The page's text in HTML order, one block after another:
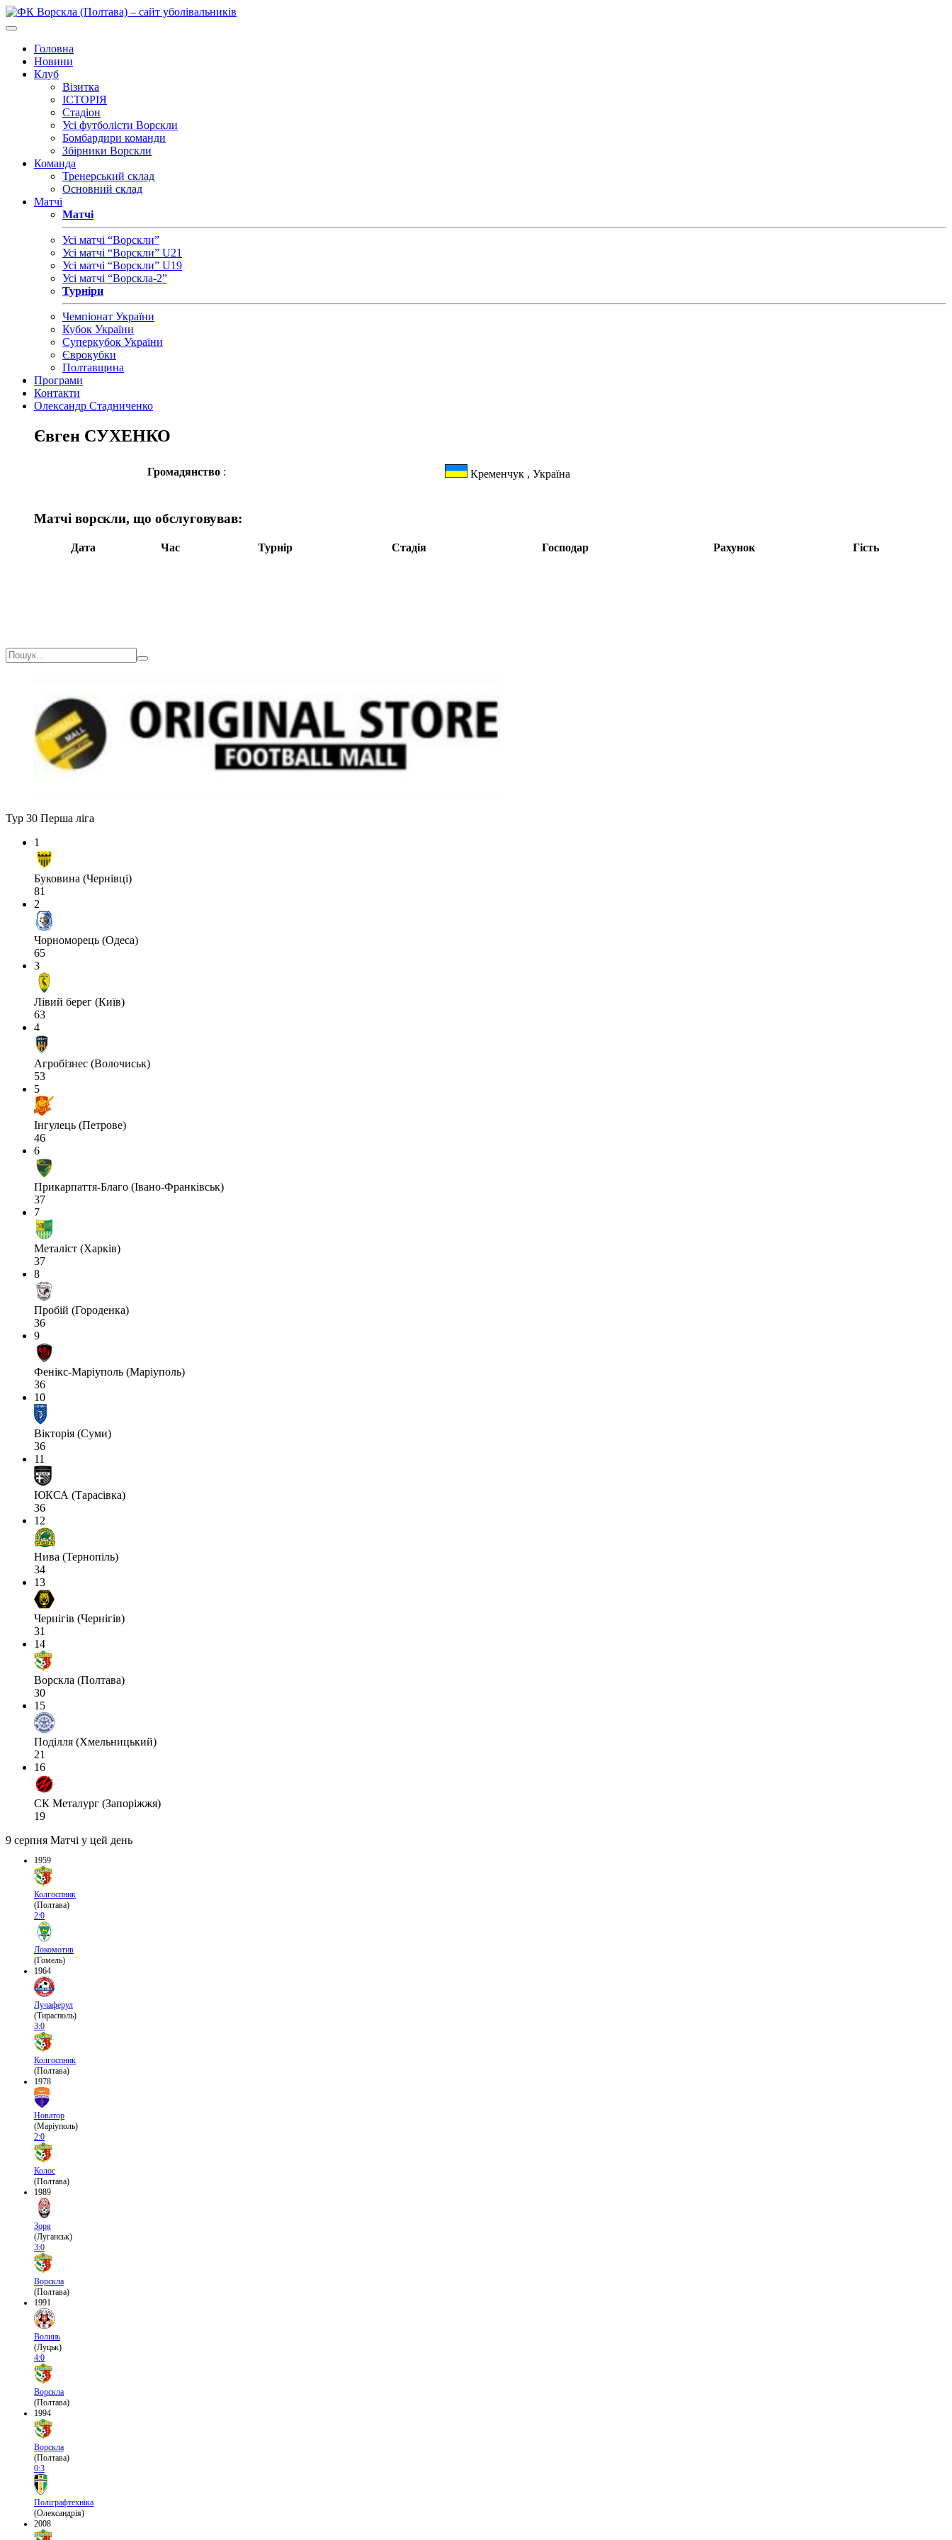
Головна
Новини
Клуб
Візитка
ІСТОРІЯ
Стадіон
Усі футболісти Ворскли
Бомбардири команди
Збірники Ворскли
Команда
Тренерський склад
Основний склад
Матчі
Матчі
Усі матчі “Ворскли”
Усі матчі “Ворскли” U21
Усі матчі “Ворскли” U19
Усі матчі “Ворскла-2”
Турніри
Чемпіонат України
Кубок України
Суперкубок України
Єврокубки
Полтавщина
Програми
Контакти
Олександр Стадниченко
Євген СУХЕНКО
Громадянство : Кременчук , Україна
Матчі ворскли, що обслуговував:
Дата Час Турнір Стадія Господар Рахунок Гість
Тур 30 Перша ліга
1
Буковина (Чернівці)
81
2
Чорноморець (Одеса)
65
3
Лівий берег (Київ)
63
4
Агробізнес (Волочиськ)
53
5
Інгулець (Петрове)
46
6
Прикарпаття-Благо (Івано-Франківськ)
37
7
Металіст (Харків)
37
8
Пробій (Городенка)
36
9
Фенікс-Маріуполь (Маріуполь)
36
10
Вікторія (Суми)
36
11
ЮКСА (Тарасівка)
36
12
Нива (Тернопіль)
34
13
Чернігів (Чернігів)
31
14
Ворскла (Полтава)
30
15
Поділля (Хмельницький)
21
16
СК Металург (Запоріжжя)
19
9 серпня Матчі у цей день
1959
Колгоспник
(Полтава)
2:0
Локомотив
(Гомель)
1964
Лучаферул
(Тирасполь)
3:0
Колгоспник
(Полтава)
1978
Новатор
(Маріуполь)
2:0
Колос
(Полтава)
1989
Зоря
(Луганськ)
3:0
Ворскла
(Полтава)
1991
Волинь
(Луцьк)
4:0
Ворскла
(Полтава)
1994
Ворскла
(Полтава)
0:3
Поліграфтехніка
(Олександрія)
2008